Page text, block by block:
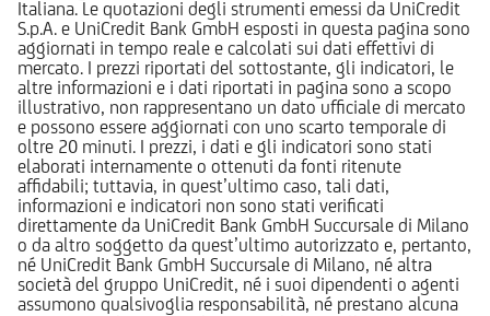
Italiana. Le quotazioni degli strumenti emessi da UniCredit
S.p.A. e UniCredit Bank GmbH esposti in questa pagina sono
aggiornati in tempo reale e calcolati sui dati effettivi di
mercato. I prezzi riportati del sottostante, gli indicatori, le
altre informazioni e i dati riportati in pagina sono a scopo
illustrativo, non rappresentano un dato ufficiale di mercato
e possono essere aggiornati con uno scarto temporale di
oltre 20 minuti. I prezzi, i dati e gli indicatori sono stati
elaborati internamente o ottenuti da fonti ritenute
affidabili; tuttavia, in quest’ultimo caso, tali dati,
informazioni e indicatori non sono stati verificati
direttamente da UniCredit Bank GmbH Succursale di Milano
o da altro soggetto da quest’ultimo autorizzato e, pertanto,
né UniCredit Bank GmbH Succursale di Milano, né altra
società del gruppo UniCredit, né i suoi dipendenti o agenti
assumono qualsivoglia responsabilità, né prestano alcuna